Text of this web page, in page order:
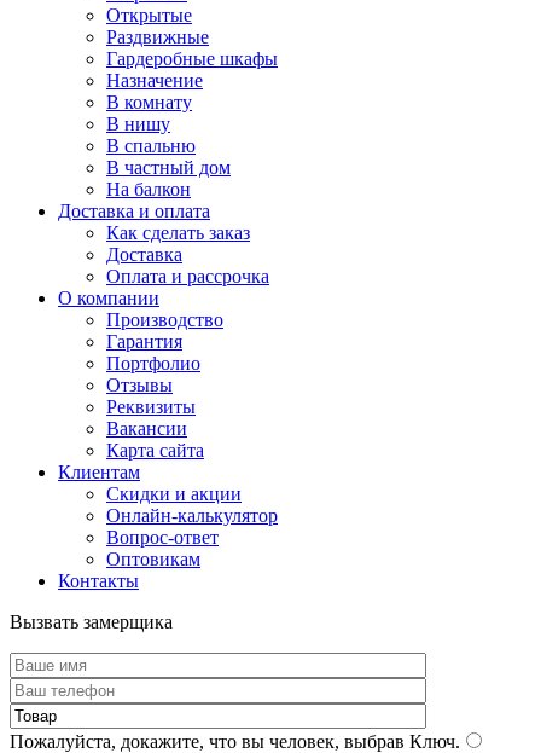
Открытые
Раздвижные
Гардеробные шкафы
Назначение
В комнату
В нишу
В спальню
В частный дом
На балкон
Доставка и оплата
Как сделать заказ
Доставка
Оплата и рассрочка
О компании
Производство
Гарантия
Портфолио
Отзывы
Реквизиты
Вакансии
Карта сайта
Клиентам
Скидки и акции
Онлайн-калькулятор
Вопрос-ответ
Оптовикам
Контакты
Вызвать замерщика
Пожалуйста, докажите, что вы человек, выбрав Ключ.